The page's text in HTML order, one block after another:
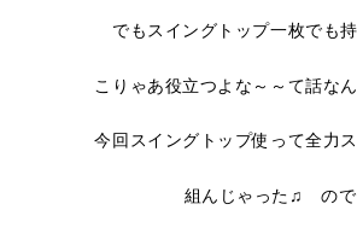
でもスイングトップ一枚でも
こりゃあ役立つよな～～て話なん
今回スイングトップ使って全力
組んじゃった♫ ので